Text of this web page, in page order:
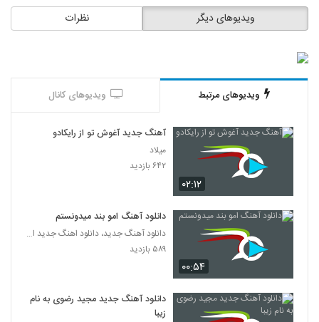
دانلود آهنگ مهدی تارخ دنیا دنیا (Mehdi
۱,۵۵۸ بازدید
598
۲,۰۷۲ بازدید
599
۶,۵۹۴ بازدید
600
دانلود آهنگ رو به رام کن از فریان به همراه
متن ترانه
دانلود آهنگ جدید و زیبای امیر کاظمی با نام
همه چی رواله
۱,۷۰۹ بازدید
602
آهنگ لاین بازی از سپهر خلسه(رپ)
۶,۳۸۵ بازدید
نظرات ویدیوهای دیگر
ویدیوهای مرتبط ویدیوهای کانال
۰۲:۱۲
آهنگ جدید آغوش تو از رایکادو
میلاد
۶۴۲ بازدید
۰۰:۵۴
دانلود آهنگ امو بند میدونستم
دانلود آهنگ جدید، دانلود اهنگ جدید ایرانی
۵۸۹ بازدید
دانلود آهنگ جدید مجید رضوی به نام
زیبا